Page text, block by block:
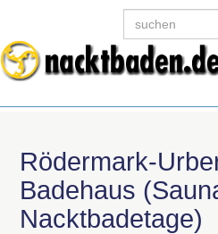
Rödermark-
Badehaus
Nacktbadetage)